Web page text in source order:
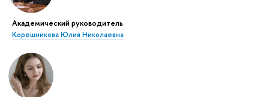
Академический руководитель
Корешникова Юлия Николаевна